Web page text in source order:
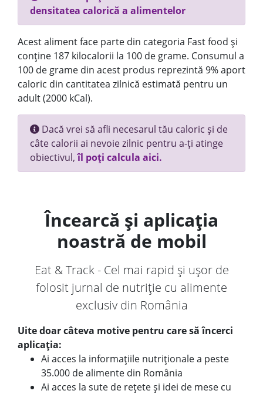
densitatea calorică a alimentelor
Acest aliment face parte din categoria Fast food și
conține 187 kilocalorii la 100 de grame. Consumul a
100 de grame din acest produs reprezintă 9% aport
caloric din cantitatea zilnică estimată pentru un
adult (2000 kCal).
Dacă vrei să afli necesarul tău caloric și de
câte calorii ai nevoie zilnic pentru a-ți atinge
obiectivul,îl poți calcula aici.
Încearcă și aplicația
noastră de mobil
Eat & Track - Cel mai rapid și ușor de
folosit jurnal de nutriție cu alimente
exclusiv din România
Uite doar câteva motive pentru care să încerci
aplicația:
Ai acces la informațiile nutriționale a peste
35.000 de alimente din România
Ai acces la sute de rețete și idei de mese cu